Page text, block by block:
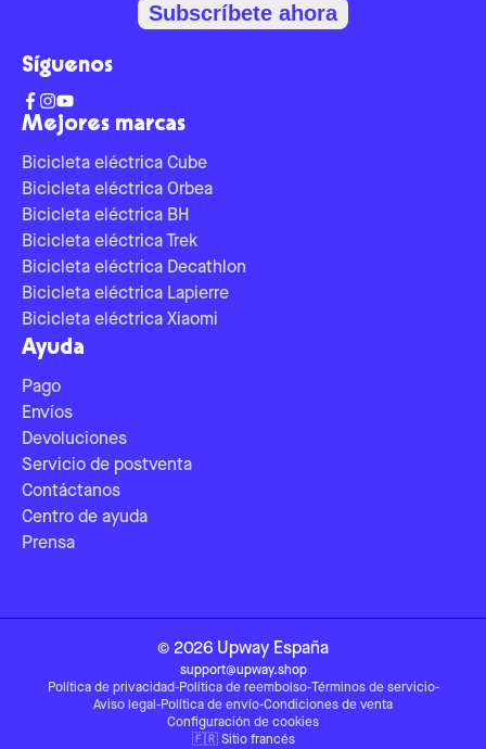
Mejores marcas
Bicicleta eléctrica Cube
Bicicleta eléctrica Orbea
Bicicleta eléctrica BH
Bicicleta eléctrica Trek
Bicicleta eléctrica Decathlon
Bicicleta eléctrica Lapierre
Bicicleta eléctrica Xiaomi
Ayuda
Pago
Envíos
Devoluciones
Servicio de postventa
Contáctanos
Centro de ayuda
Prensa
Subscríbete ahora
Síguenos
© 2026 Upway España
support@upway.shop
Política de privacidad-Política de reembolso-Términos de servicio-
Aviso legal -Política de envío-Condiciones de venta
Configuración de cookies
🇫🇷 Sitio francés